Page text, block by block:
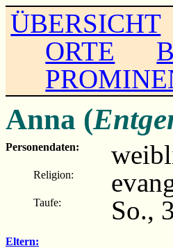
ÜBERSICHT
ORTE
Anna (
Personendaten:
Religion:
Taufe: So.,
Eltern: